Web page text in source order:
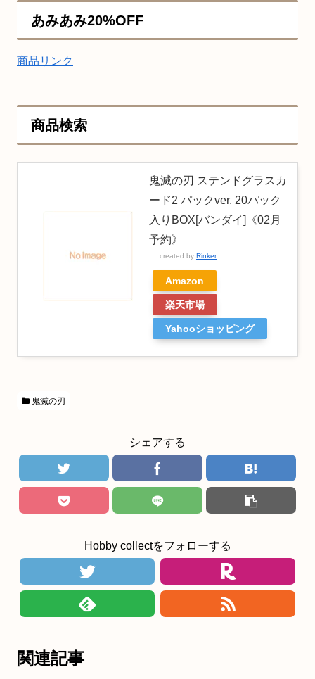
あみあみ20%OFF
商品リンク
商品検索
鬼滅の刃 ステンドグラスカ
ード2 パックver. 20パック
入りBOX[バンダイ]《02月
予約》
created by Rinker
Amazon
楽天市場
Yahooショッピング
鬼滅の刃
シェアする
Hobby collectをフォローする
関連記事